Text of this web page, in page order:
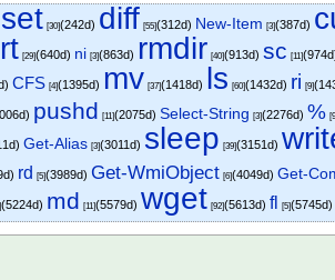
set [30](242d) diff [55](312d) New-Item [3](387d)
[29](640d) ni [3](863d) rmdir [40](913d)sc [11]
CFS [4](1395d) mv [37](1418d) ls [60](1432d) ri [9]
pushd [11](2075d)Select-String [3](2276d) %
Get-Alias [3](3011d) sleep [39](3151d)
rd [5](3989d)Get-WmiObject [6](4049d)Get-
(5224d) md [11](5579d) wget [92](5613d) fl [5](5745d)